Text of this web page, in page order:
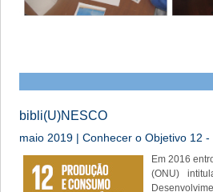
bibli(U)NESCO
maio 2019 | Conhecer o Objetivo 12
Em 2016
(ONU)